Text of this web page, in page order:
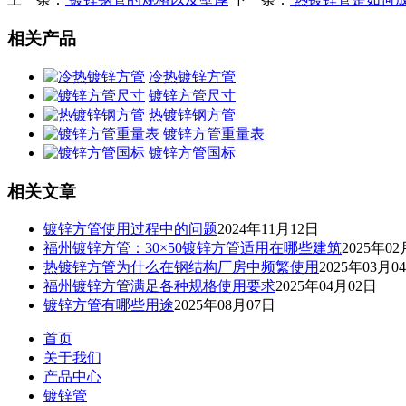
相关产品
冷热镀锌方管
镀锌方管尺寸
热镀锌钢方管
镀锌方管重量表
镀锌方管国标
相关文章
镀锌方管使用过程中的问题2024年11月12日
福州镀锌方管：30×50镀锌方管适用在哪些建筑2025年02
热镀锌方管为什么在钢结构厂房中频繁使用 2025年03月
福州镀锌方管满足各种规格使用要求2025年04月02日
镀锌方管有哪些用途2025年08月07日
首页
关于我们
产品中心
镀锌管